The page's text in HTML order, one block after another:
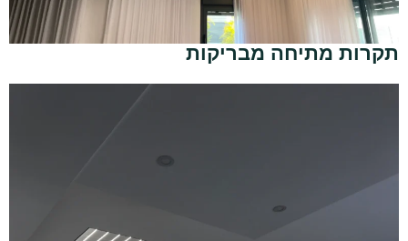
תקרות מתיחה מבריקות